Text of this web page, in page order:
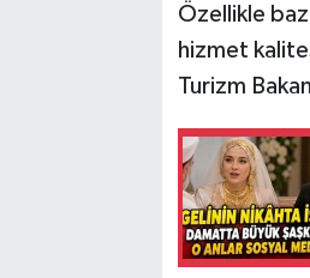
Özellikle
hizmet
Turizm